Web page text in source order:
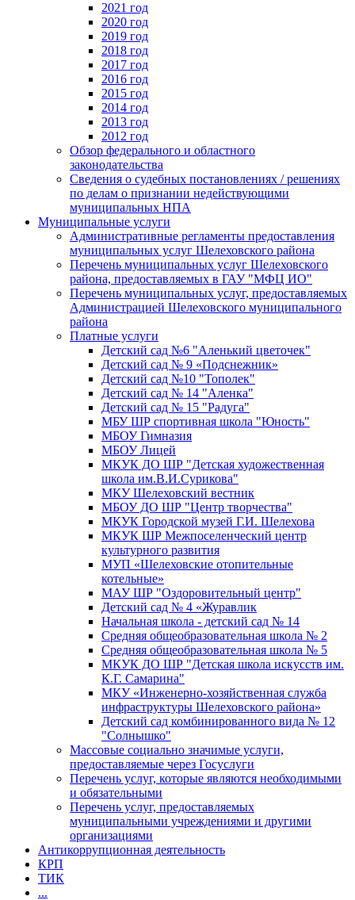
2021 год
2020 год
2019 год
2018 год
2017 год
2016 год
2015 год
2014 год
2013 год
2012 год
Обзор федерального и областного
законодательства
Сведения о судебных постановлениях / решениях
по делам о признании недействующими
муниципальных НПА
Муниципальные услуги
Административные регламенты предоставления
муниципальных услуг Шелеховского района
Перечень муниципальных услуг Шелеховского
района, предоставляемых в ГАУ "МФЦ ИО"
Перечень муниципальных услуг, предоставляемых
Администрацией Шелеховского муниципального
района
Платные услуги
Детский сад №6 "Аленький цветочек"
Детский сад № 9 «Подснежник»
Детский сад №10 "Тополек"
Детский сад № 14 "Аленка"
Детский сад № 15 "Радуга"
МБУ ШР спортивная школа "Юность"
МБОУ Гимназия
МБОУ Лицей
МКУК ДО ШР "Детская художественная
школа им.В.И.Сурикова"
МКУ Шелеховский вестник
МБОУ ДО ШР "Центр творчества"
МКУК Городской музей Г.И. Шелехова
МКУК ШР Межпоселенческий центр
культурного развития
МУП «Шелеховские отопительные
котельные»
МАУ ШР "Оздоровительный центр"
Детский сад № 4 «Журавлик
Начальная школа - детский сад № 14
Средняя общеобразовательная школа № 2
Средняя общеобразовательная школа № 5
МКУК ДО ШР "Детская школа искусств им.
К.Г. Самарина"
МКУ «Инженерно-хозяйственная служба
инфраструктуры Шелеховского района»
Детский сад комбинированного вида № 12
"Солнышко"
Массовые социально значимые услуги,
предоставляемые через Госуслуги
Перечень услуг, которые являются необходимыми
и обязательными
Перечень услуг, предоставляемых
муниципальными учреждениями и другими
организациями
Антикоррупционная деятельность
КРП
ТИК
...